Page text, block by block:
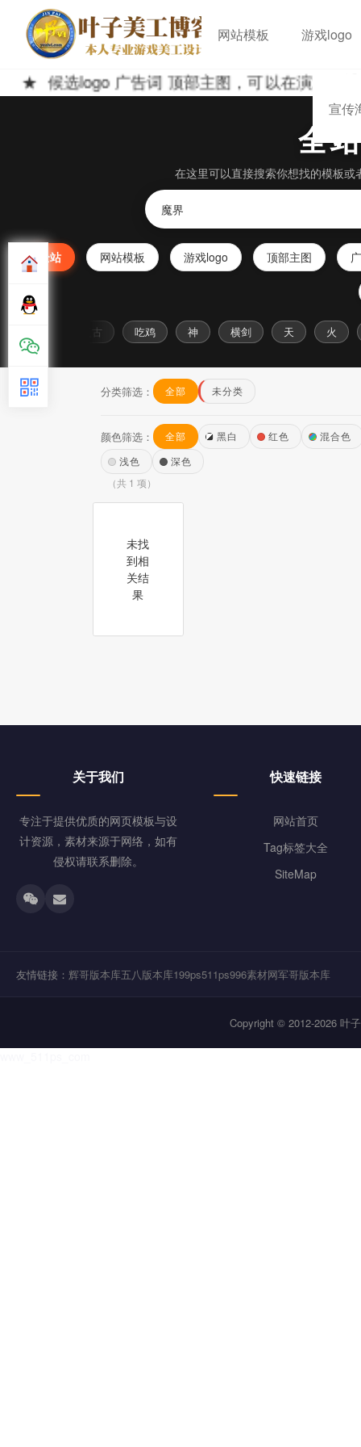
网站模板 游戏logo
宣传
选logo 广告词 顶部主图，可以在演示网站
全
在这里可以直接搜索你想找的模板
全站 网站模板 游戏logo 顶部主图
吃鸡 神 横剑 天 火
分类筛选： 全部 未分类
颜色筛选： 全部 黑白 红色
混合色
浅色
深色
（共 1 项）
未找
到相
关结
果
关于我们
专注于提供优质的网页模板与设
计资源，素材来源于网络，如有
侵权请联系删除。
快速链接
网站首页
Tag标签大全
SiteMap
友情链接： 辉哥版本库五八版本库199ps511ps996素材网军哥版本库
Copyright © 2012-2026 叶